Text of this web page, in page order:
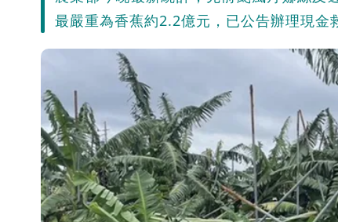
最嚴重為香蕉約2.2億元，已公告辦理現金